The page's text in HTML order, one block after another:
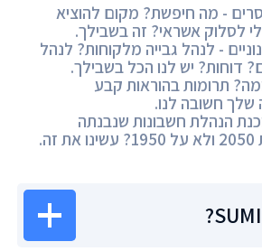
- מה חיפשת? מקום להוציא
לסלוק אשראי? זה בשבילך.
- לנהל גבייה מלקוחות? לנהל
דוחות? יש לנו הכל בשבילך.
תרומות בהוראות קבע
חשובה לנו.
הנהלת חשבונות שנבנתה
במחשבה על שנת 2050 ולא על 1950? עשינו את זה.